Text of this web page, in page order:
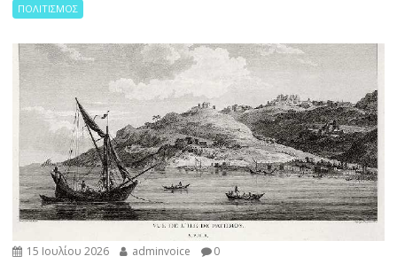
ΠΟΛΙΤΙΣΜΟΣ
15 Ιουλίου 2026 adminvoice 0